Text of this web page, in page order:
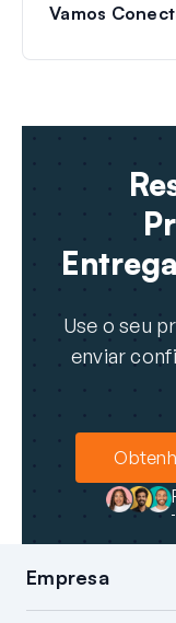
Vamos
Use o seu
enviar
Empresa